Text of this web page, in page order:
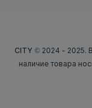
CITY © 2024 - 2025.
наличие товара